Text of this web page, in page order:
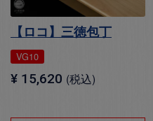
【ロコ】三徳包丁
VG10
¥ 15,620 税込